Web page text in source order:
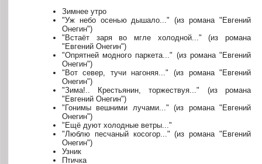
Зимнее утро
"Уж небо осенью дышало..." (из романа "Евгений
Онегин")
"Встаёт заря во мгле холодной..." (из романа
"Евгений Онегин")
"Опрятней модного паркета..." (из романа "Евгений
Онегин")
"Вот север, тучи нагоняя..." (из романа "Евгений
Онегин")
"Зима!.. Крестьянин, торжествуя..." (из романа
"Евгений Онегин")
"Гонимы вешними лучами..." (из романа "Евгений
Онегин")
"Ещё дуют холодные ветры..."
"Люблю песчаный косогор..." (из романа "Евгений
Онегин")
Узник
Птичка